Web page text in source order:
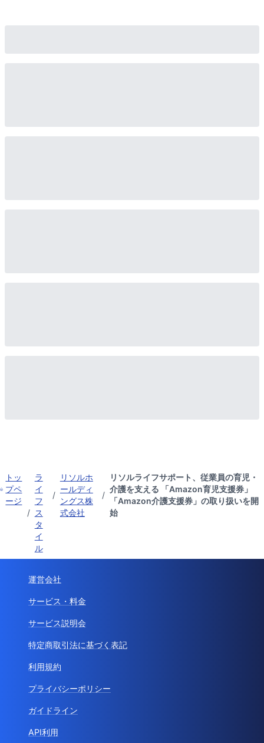
トッ
プペ
ージ
/
ラ
イ
フ
ス
タ
イ
ル
/
リソルホ
ールディ
ングス株
式会社
/
リソルライフサポート、従業員の育児・
介護を支える 「Amazon育児支援券」
「Amazon介護支援券」の取り扱いを開
始
運営会社
サービス・料金
サービス説明会
特定商取引法に基づく表記
利用規約
プライバシーポリシー
ガイドライン
API利用